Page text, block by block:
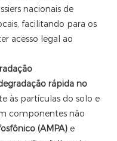
nacionais de
facilitando para os
acesso legal ao
rápida no
às partículas do solo e
componentes não
(AMPA) e